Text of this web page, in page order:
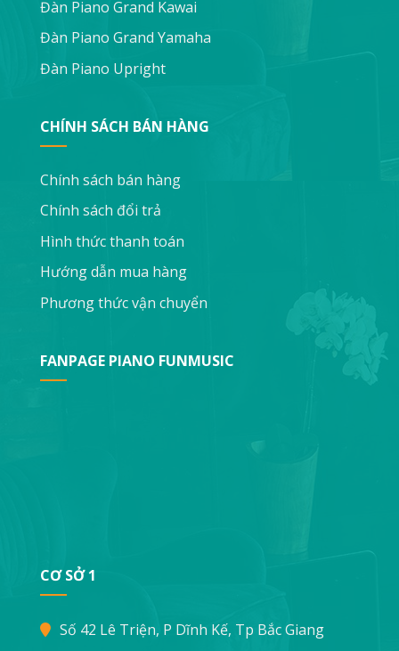
Đàn Piano Grand Kawai
Đàn Piano Grand Yamaha
Đàn Piano Upright
CHÍNH SÁCH BÁN HÀNG
Chính sách bán hàng
Chính sách đổi trả
Hình thức thanh toán
Hướng dẫn mua hàng
Phương thức vận chuyển
FANPAGE PIANO FUNMUSIC
CƠ SỞ 1
Số 42 Lê Triện, P Dĩnh Kế, Tp Bắc Giang